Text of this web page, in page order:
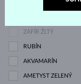
ZAFÍR ŽLTÝ
RUBÍN
AKVAMARÍN
AMETYST ZELENÝ